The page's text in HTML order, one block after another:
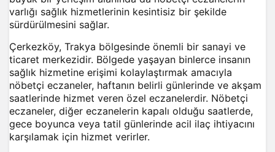
varlığı sağlık hizmetlerinin kesintisiz bir şekilde
sürdürülmesini sağlar.
Çerkezköy, Trakya bölgesinde önemli bir sanayi ve
ticaret merkezidir. Bölgede yaşayan binlerce insanın
sağlık hizmetine erişimi kolaylaştırmak amacıyla
nöbetçi eczaneler, haftanın belirli günlerinde ve akşam
saatlerinde hizmet veren özel eczanelerdir. Nöbetçi
eczaneler, diğer eczanelerin kapalı olduğu saatlerde,
gece boyunca veya tatil günlerinde acil ilaç ihtiyacını
karşılamak için hizmet verirler.